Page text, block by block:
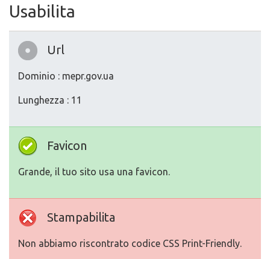
Usabilita
Url
Dominio : mepr.gov.ua
Lunghezza : 11
Favicon
Grande, il tuo sito usa una favicon.
Stampabilita
Non abbiamo riscontrato codice CSS Print-Friendly.